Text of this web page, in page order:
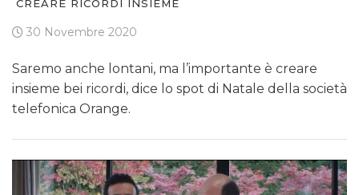
CREARE RICORDI INSIEME
30 Novembre 2020
Saremo anche lontani, ma l’importante è creare
insieme bei ricordi, dice lo spot di Natale della società
telefonica Orange.